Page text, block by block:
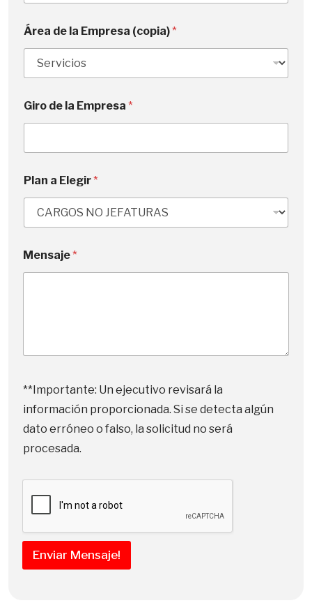
i
e
d
t
a
s
1
Área de la Empresa (copia)*
Giro de la Empresa *
Plan a Elegir*
Mensaje*
**Importante: Un ejecutivo revisará la
información proporcionada. Si se detecta algún
dato erróneo o falso, la solicitud no será
procesada.
Enviar Mensaje!